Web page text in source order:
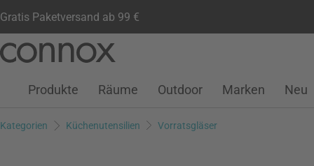
Gratis Paketversand ab 99 €
Seiteninhalt
Suchfeld
Kundenkonto
Wunschliste
Warenkorb
Produkte Räume Outdoor Marken Neu
Kategorien Küchenutensilien Vorratsgläser